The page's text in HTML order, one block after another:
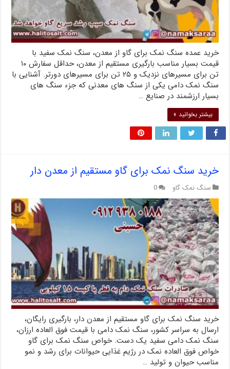
خرید عمده سنگ نمک برای گاو از معدن، سنگ نمک سفید با
قیمت بسیار مناسب بارگیری مستقیم از معدن، حداقل سفارش ۱۰
تن برای مسیرهای نزدیک و ۲۵ تن برای مسیرهای دورتر. آشنایی با
سنگ نمک دامی یکی از سنگ های معدنی که جزء سنگ های
بسیار ارزشمند در صنایع …
بیشتر بخوانید »
خرید سنگ نمک برای گاو مستقیم از معدن دار
سنگ نمک گاو 0
خرید سنگ نمک برای گاو مستقیم از معدن دار، بارگیری رایگان،
ارسال به سراسر کشور، سنگ نمک دامی با قیمت فوق العاده ارزان،
سنگ نمک دامی سفید یک دست. خواص سنگ نمک برای گاو
خواص فوق العاده نمک در رژیم غذایی حیوانات برای رشد و نمو
مناسب حیوان و تولید …